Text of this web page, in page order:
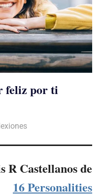
feliz por ti
Castellanos de
16 Personalities